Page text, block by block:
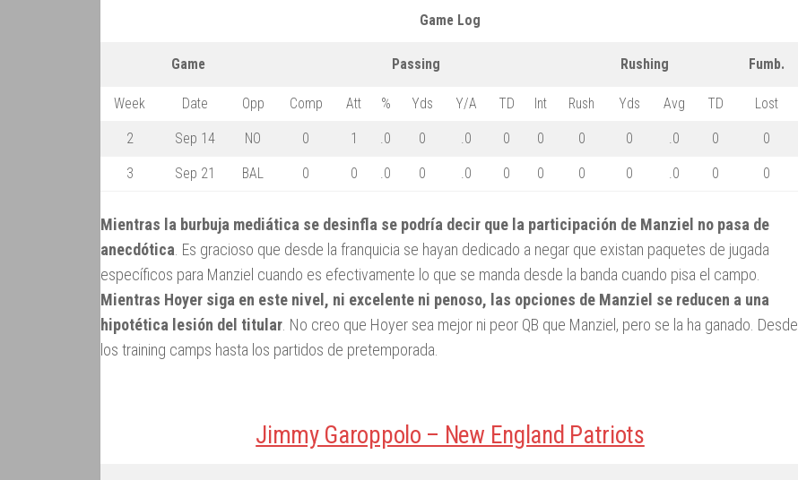
Game Log
Game Passing Rushing Fumb.
Week Date Opp Comp Att % Yds Y/A TD Int Rush Yds Avg TD Lost
2 Sep 14 NO 0 1 .0 0 .0 0 0 0 0 .0 0 0
3 Sep 21 BAL 0 0 .0 0 .0 0 0 0 0 .0 0 0
Mientras la burbuja mediática se desinfla se podría decir que la participación de Manziel no pasa de
anecdótica. Es gracioso que desde la franquicia se hayan dedicado a negar que existan paquetes de jugada
específicos para Manziel cuando es efectivamente lo que se manda desde la banda cuando pisa el campo.
Mientras Hoyer siga en este nivel, ni excelente ni penoso, las opciones de Manziel se reducen a una
hipotética lesión del titular. No creo que Hoyer sea mejor ni peor QB que Manziel, pero se la ha ganado. Desde
los training camps hasta los partidos de pretemporada.
Jimmy Garoppolo – New England Patriots